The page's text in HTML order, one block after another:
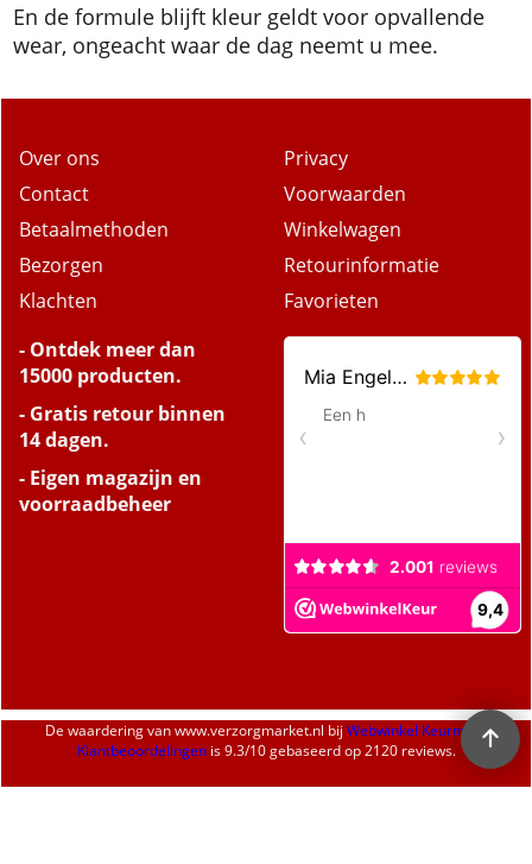
En de formule blijft kleur geldt voor opvallende
wear, ongeacht waar de dag neemt u mee.
Over ons
Contact
Betaalmethoden
Bezorgen
Klachten
Privacy
Voorwaarden
Winkelwagen
Retourinformatie
Favorieten
- Ontdek meer dan
15000 producten.
- Gratis retour binnen
14 dagen.
- Eigen magazijn en
voorraadbeheer
De waardering vanwww.verzorgmarket.nl bij Webwinkel Keurmerk
Klantbeoordelingenis9.3/10gebaseerd op 2120 reviews.